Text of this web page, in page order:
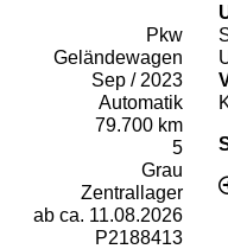
Pkw
Geländewagen
Sep / 2023
Automatik
79.700 km
5
Grau
Zentrallager
ab ca. 11.08.2026
P2188413